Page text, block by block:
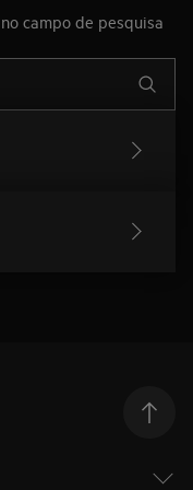
campo de pesquisa